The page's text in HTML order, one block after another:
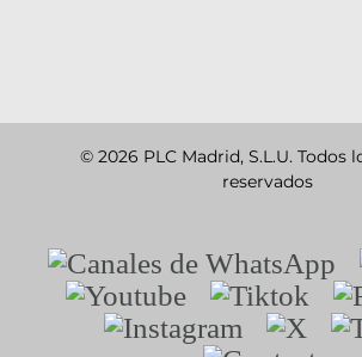
© 2026 PLC Madrid, S.L.U. Todos
reservados
Canales
de
WhatsApp
Youtube
Tiktok
Instagram
X